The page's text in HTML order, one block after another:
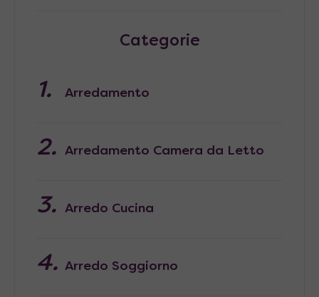
Categorie
Arredamento
Arredamento Camera da Letto
Arredo Cucina
Arredo Soggiorno